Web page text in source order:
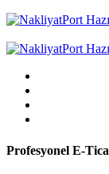
Profesyonel E-